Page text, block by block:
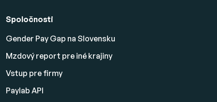
Spoločnosti
Gender Pay Gap na Slovensku
Mzdový report pre iné krajiny
Vstup pre firmy
Paylab API